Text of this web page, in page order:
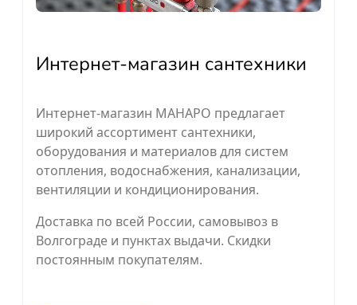
Интернет-магазин сантехники
Интернет-магазин МАНАРО предлагает
широкий ассортимент сантехники,
оборудования и материалов для систем
отопления, водоснабжения, канализации,
вентиляции и кондиционирования.
Доставка по всей России, самовывоз в
Волгограде и пунктах выдачи. Скидки
постоянным покупателям.